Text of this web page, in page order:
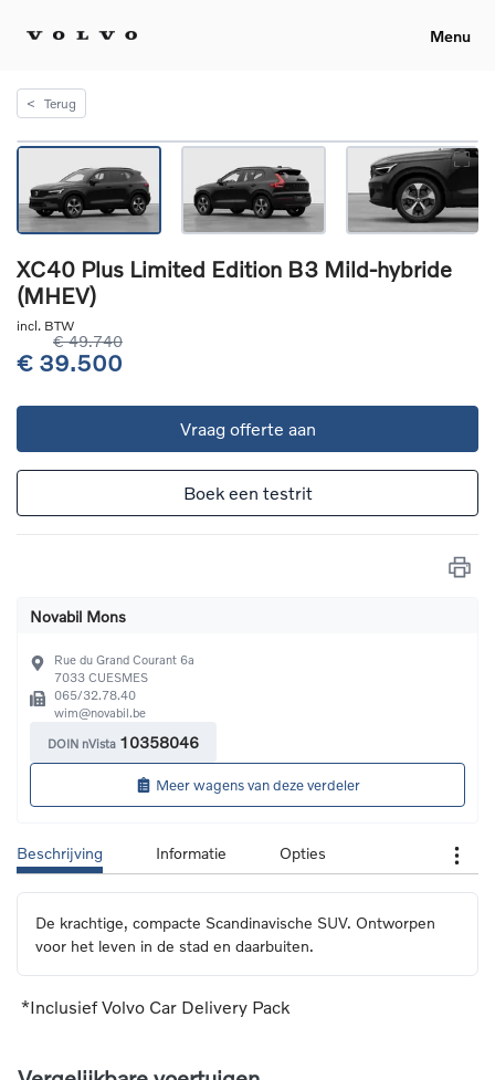
Menu
< Terug
XC40 Plus Limited Edition B3 Mild-hybride
(MHEV)
incl. BTW
€ 49.740
€ 39.500
Vraag offerte aan
Boek een testrit
Novabil Mons
Rue du Grand Courant 6a
7033 CUESMES
065/32.78.40
wim@novabil.be
DOIN nVista 10358046
Meer wagens van deze verdeler
Beschrijving Informatie Opties
De krachtige, compacte Scandinavische SUV. Ontworpen
voor het leven in de stad en daarbuiten.
*Inclusief Volvo Car Delivery Pack